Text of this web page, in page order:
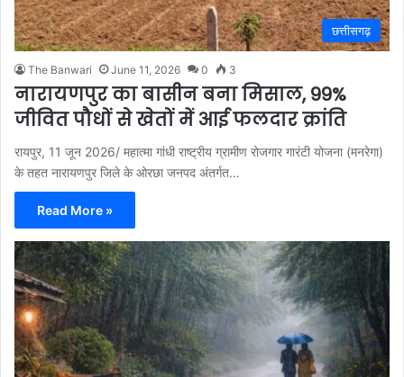
छत्तीसगढ़
The Banwari June 11, 2026 0 3
नारायणपुर का बासीन बना मिसाल, 99%
जीवित पौधों से खेतों में आई फलदार क्रांति
रायपुर, 11 जून 2026/ महात्मा गांधी राष्ट्रीय ग्रामीण रोजगार गारंटी योजना (मनरेगा)
के तहत नारायणपुर जिले के ओरछा जनपद अंतर्गत…
Read More »